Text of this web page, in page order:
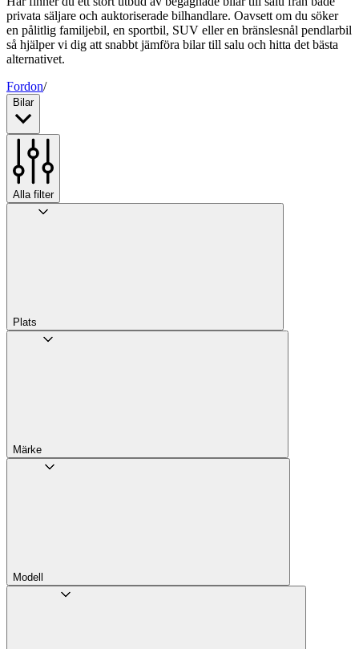
privata säljare och auktoriserade bilhandlare. Oavsett om du söker
en pålitlig familjebil, en sportbil, SUV eller en bränslesnål pendlarbil
så hjälper vi dig att snabbt jämföra bilar till salu och hitta det bästa
alternativet.
Fordon/
Bilar
Alla filter
Plats
Märke
Modell